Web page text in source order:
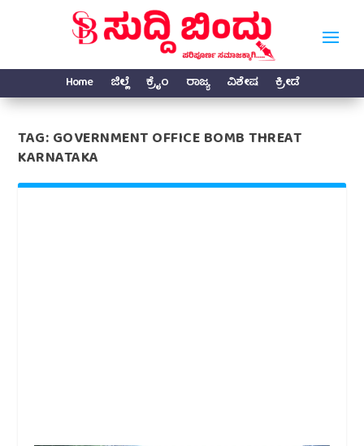
Home ಜಿಲ್ಲೆ ಕ್ರೈಂ ರಾಜ್ಯ ವಿಶೇಷ ಕ್ರೀಡೆ
TAG:GOVERNMENT OFFICE BOMB THREAT
KARNATAKA